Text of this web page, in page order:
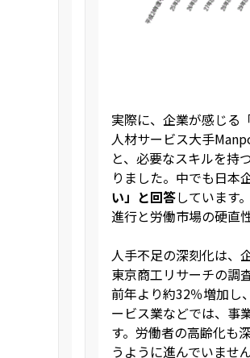
実際に、企業が感じる
人材サービス大手
と、必要なスキルを持
りました。中でも日本
い」と回答しています
進行と労働市場の硬直
人手不足の深刻化は、
東京商工リサーチの調
前年より約32％増加し
ービス業などでは、事
す。労働者の高齢化も
うように進んでいませ